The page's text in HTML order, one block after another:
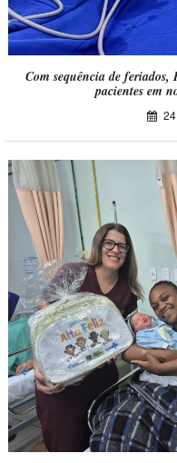
Com sequência de
pacientes em